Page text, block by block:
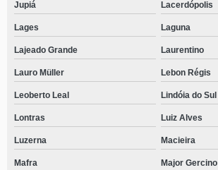
Jupiá Lacerdópolis
Lages Laguna
Lajeado Grande Laurentino
Lauro Müller Lebon Régis
Leoberto Leal Lindóia do Sul
Lontras Luiz Alves
Luzerna Macieira
Mafra Major Gercino